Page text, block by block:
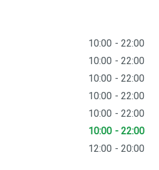
10:00
22:00
10:00
22:00
10:00
22:00
10:00
22:00
10:00
22:00
10:00
22:00
12:00 20:00